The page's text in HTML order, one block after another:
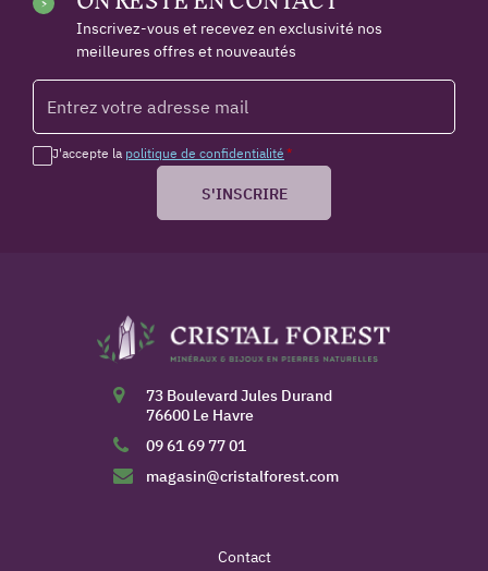
Inscrivez-vous et recevez en exclusivité nos
meilleures offres et nouveautés
J'accepte la politique de confidentialité *
S'INSCRIRE
73 Boulevard Jules Durand
76600 Le Havre
09 61 69 77 01
magasin@cristalforest.com
Contact